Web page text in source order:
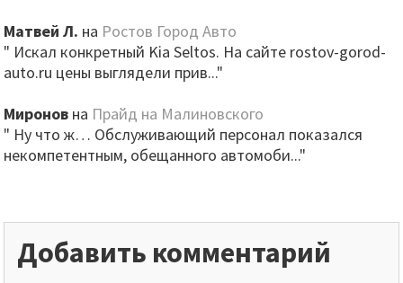
Матвей Л. на Ростов Город Авто
" Искал конкретный Kia Seltos. На сайте rostov-gorod-
auto.ru цены выглядели прив..."
Миронов на Прайд на Малиновского
" Ну что ж… Обслуживающий персонал показался
некомпетентным, обещанного автомоби..."
Добавить комментарий